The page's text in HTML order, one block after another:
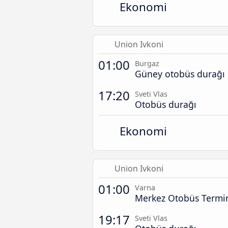
Ekonomi
Union Ivkoni
01:00 Burgaz
Güney otobüs durağı
17:20 Sveti Vlas
Otobüs durağı
Ekonomi
Union Ivkoni
01:00 Varna
Merkez Otobüs
19:17 Sveti Vlas